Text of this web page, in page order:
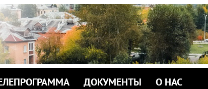
ДОКУМЕНТЫ О НАС